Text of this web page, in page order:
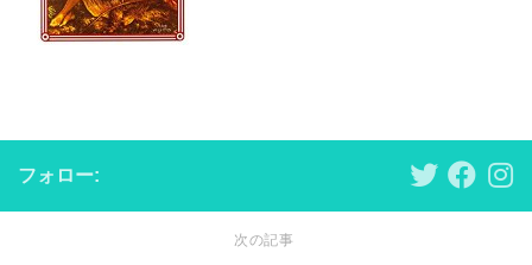
フォロー:
次の記事